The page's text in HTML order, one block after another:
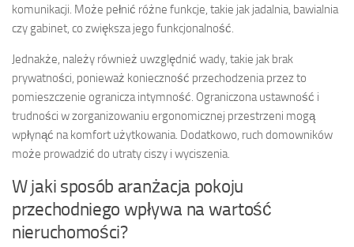
komunikacji. Może pełnić różne funkcje, takie jak jadalnia, bawialnia
czy gabinet, co zwiększa jego funkcjonalność.
Jednakże, należy również uwzględnić wady, takie jak brak
prywatności, ponieważ konieczność przechodzenia przez to
pomieszczenie ogranicza intymność. Ograniczona ustawność i
trudności w zorganizowaniu ergonomicznej przestrzeni mogą
wpłynąć na komfort użytkowania. Dodatkowo, ruch domowników
może prowadzić do utraty ciszy i wyciszenia.
W jaki sposób aranżacja pokoju
przechodniego wpływa na wartość
nieruchomości?